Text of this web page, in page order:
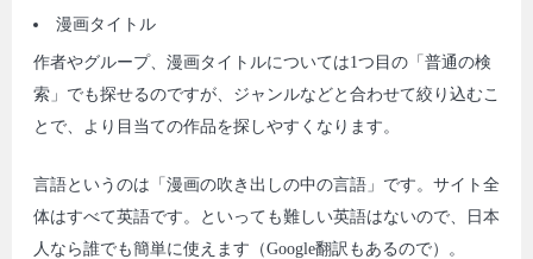
漫画タイトル
作者やグループ、漫画タイトルについては1つ目の「普通の検
索」でも探せるのですが、ジャンルなどと合わせて絞り込むこ
とで、より目当ての作品を探しやすくなります。
言語というのは「漫画の吹き出しの中の言語」です。サイト全
体はすべて英語です。といっても難しい英語はないので、日本
人なら誰でも簡単に使えます（Google翻訳もあるので）。